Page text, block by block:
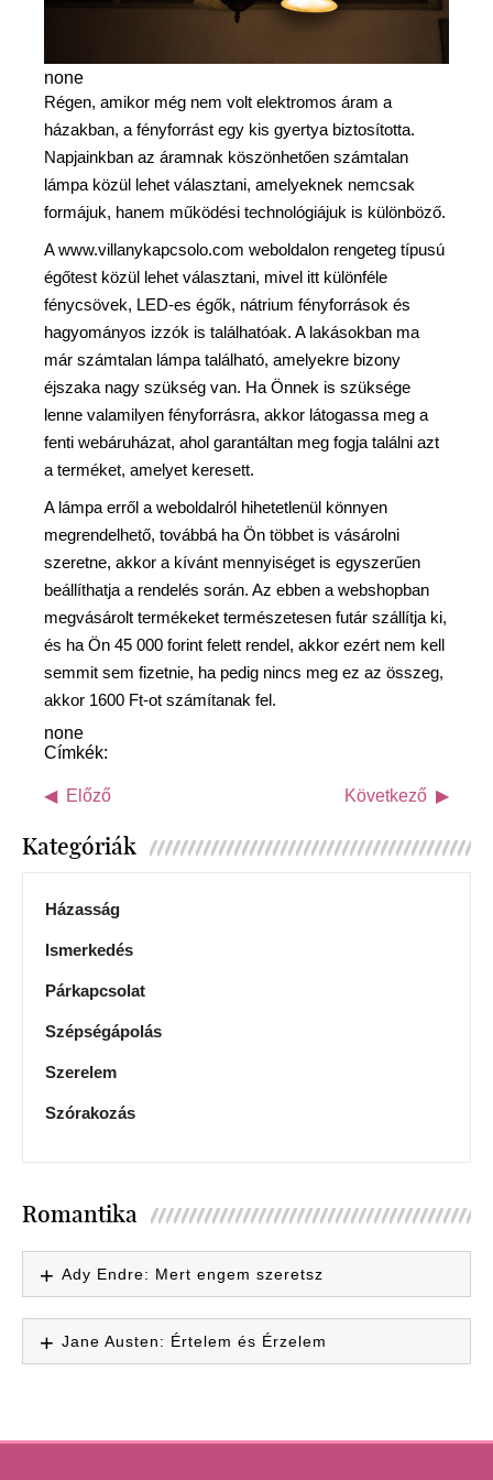
none
Régen, amikor még nem volt elektromos áram a
házakban, a fényforrást egy kis gyertya biztosította.
Napjainkban az áramnak köszönhetően számtalan
lámpa közül lehet választani, amelyeknek nemcsak
formájuk, hanem működési technológiájuk is különböző.
A www.villanykapcsolo.com weboldalon rengeteg típusú
égőtest közül lehet választani, mivel itt különféle
fénycsövek, LED-es égők, nátrium fényforrások és
hagyományos izzók is találhatóak. A lakásokban ma
már számtalan lámpa található, amelyekre bizony
éjszaka nagy szükség van. Ha Önnek is szüksége
lenne valamilyen fényforrásra, akkor látogassa meg a
fenti webáruházat, ahol garantáltan meg fogja találni azt
a terméket, amelyet keresett.
A lámpa erről a weboldalról hihetetlenül könnyen
megrendelhető, továbbá ha Ön többet is vásárolni
szeretne, akkor a kívánt mennyiséget is egyszerűen
beállíthatja a rendelés során. Az ebben a webshopban
megvásárolt termékeket természetesen futár szállítja ki,
és ha Ön 45 000 forint felett rendel, akkor ezért nem kell
semmit sem fizetnie, ha pedig nincs meg ez az összeg,
akkor 1600 Ft-ot számítanak fel.
none
Címkék:
Előző Következő
Kategóriák
Házasság
Ismerkedés
Párkapcsolat
Szépségápolás
Szerelem
Szórakozás
Romantika
Ady Endre: Mert engem szeretsz
Jane Austen: Értelem és Érzelem